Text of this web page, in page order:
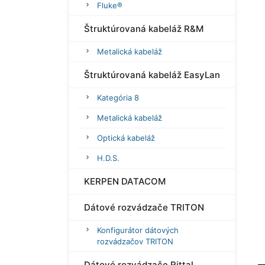
Fluke®
Štruktúrovaná kabeláž R&M
Metalická kabeláž
Štruktúrovaná kabeláž EasyLan
Kategória 8
Metalická kabeláž
Optická kabeláž
H.D.S.
KERPEN DATACOM
Dátové rozvádzače TRITON
Konfigurátor dátových
rozvádzačov TRITON